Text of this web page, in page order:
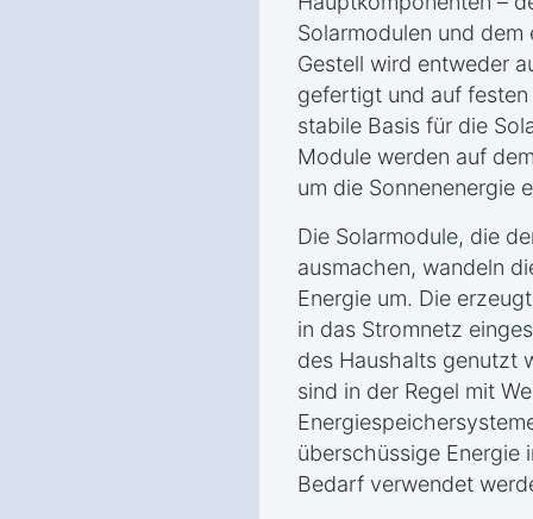
Solarmodulen und
Gestell wird entweder
gefertigt und auf
stabile Basis für die
Module werden auf
um die Sonnenenergie
Die Solarmodule, die
ausmachen, wandeln
Energie um. Die
in das Stromnetz
des Haushalts genutzt
sind in der Regel mit
überschüssige Energie
Bedarf verwendet